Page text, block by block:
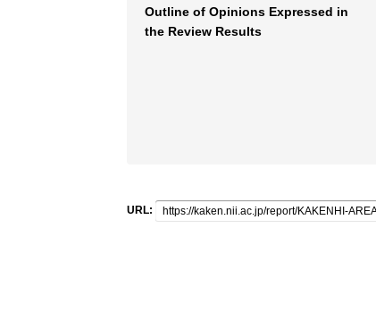
Outline of Opinions Expressed in
the Review Results
URL: